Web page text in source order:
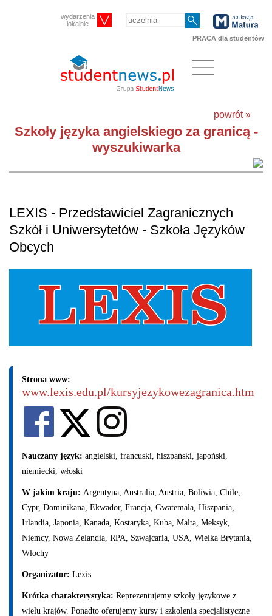
wydarzenia
lokalnie
PRACA dla studentów
Szkoły języka angielskiego za granicą -
wyszukiwarka
LEXIS - Przedstawiciel Zagranicznych
Szkół i Uniwersytetów - Szkoła Języków
Obcych
powrót »
Strona www:
www.lexis.edu.pl/kursyjezykowezagranica.htm
Nauczany język: angielski, francuski, hiszpański, japoński,
niemiecki, włoski
W jakim kraju: Argentyna, Australia, Austria, Boliwia, Chile,
Cypr, Dominikana, Ekwador, Francja, Gwatemala, Hiszpania,
Irlandia, Japonia, Kanada, Kostaryka, Kuba, Malta, Meksyk,
Niemcy, Nowa Zelandia, RPA, Szwajcaria, USA, Wielka Brytania,
Włochy
Organizator: Lexis
Krótka charakterystyka: Reprezentujemy szkoły językowe z
wielu krajów. Ponadto oferujemy kursy i szkolenia specjalistyczne